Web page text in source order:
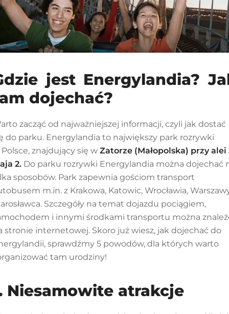
jest Energylandia?
dojechać?
zacząć od najważniejszej informacji, czyli jak dostać
do parku. Energylandia to największy park rozrywki
znajdujący się w Zatorze (Małopolska) przy alei
2. Do parku rozrywki Energylandia można dojechać
sposobów. Park zapewnia gościom transport
m.in. z Krakowa, Katowic, Wrocławia,
Szczegóły na temat dojazdu pociągiem,
i innymi środkami transportu można
stronie internetowej. Skoro już wiesz, jak dojechać do
sprawdźmy 5 powodów, dla których warto
tam urodziny!
Niesamowite atrakcje